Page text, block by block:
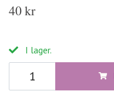
40 kr
I lager.